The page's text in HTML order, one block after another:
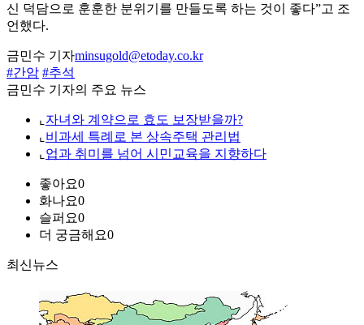
신 덕담으로 훈훈한 분위기를 만들도록 하는 것이 좋다”고 조
언했다.
금민수 기자minsugold@etoday.co.kr
#간암 #추석
금민수 기자의 주요 뉴스
⌞ 자녀와 계약으로 효도 보장받을까?
⌞ 비과세 특례로 본 상속주택 관리법
⌞ 업과 취미를 넘어 시민교육을 지향하다
좋아요0
화나요0
슬퍼요0
더 궁금해요0
최신뉴스